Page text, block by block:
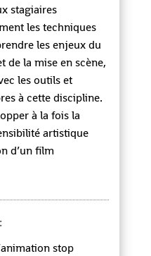
stagiaires
les techniques
les enjeux du
de la mise en scène,
les outils et
à cette discipline.
à la fois la
artistique
d’un film
stop